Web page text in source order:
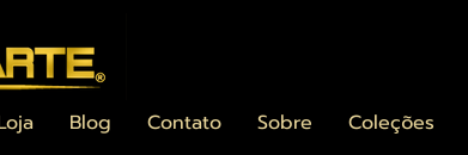
Blog Contato Sobre Coleções